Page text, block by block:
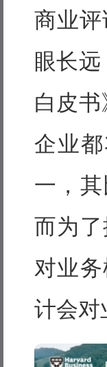
商业
眼长
白皮
企业
一，
而为
对业
计会对